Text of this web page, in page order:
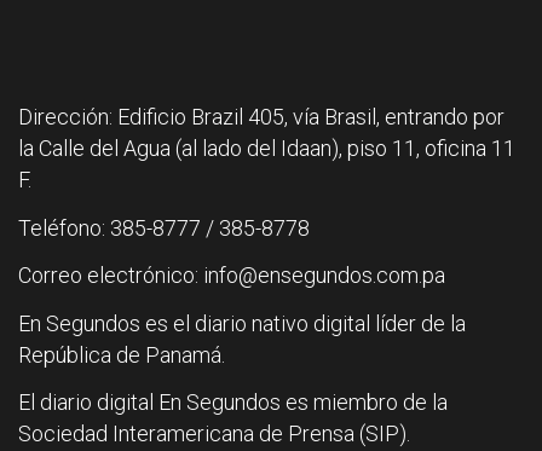
Dirección: Edificio Brazil 405, vía Brasil, entrando por
la Calle del Agua (al lado del Idaan), piso 11, oficina 11
F.
Teléfono: 385-8777 / 385-8778
Correo electrónico: info@ensegundos.com.pa
En Segundos es el diario nativo digital líder de la
República de Panamá.
El diario digital En Segundos es miembro de la
Sociedad Interamericana de Prensa (SIP).